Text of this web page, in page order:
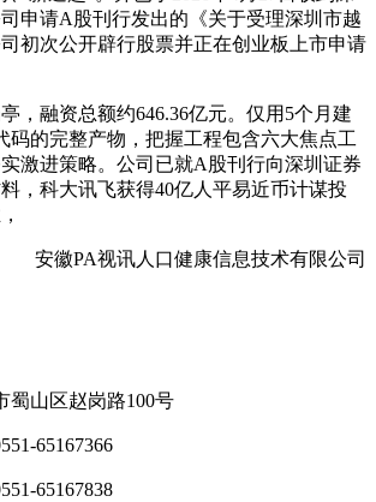
申请A股刊行发出的《关于受理深圳市越
初次公开辟行股票并正在创业板上市申请
融资总额约646.36亿元。仅用5个月建
码的完整产物，把握工程包含六大焦点工
激进策略。公司已就A股刊行向深圳证券
，科大讯飞获得40亿人平易近币计谋投
安徽PA视讯人口健康信息技术有限公司
蜀山区赵岗路100号
65167366
65167838